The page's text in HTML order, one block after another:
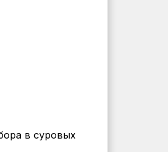
в суровых